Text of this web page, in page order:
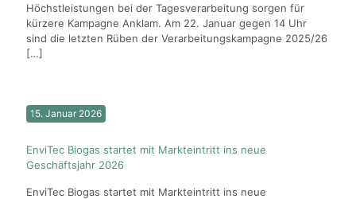
Höchstleistungen bei der Tagesverarbeitung sorgen für
kürzere Kampagne Anklam. Am 22. Januar gegen 14 Uhr
sind die letzten Rüben der Verarbeitungskampagne 2025/26
[…]
15. Januar 2026
EnviTec Biogas startet mit Markteintritt ins neue
Geschäftsjahr 2026
EnviTec Biogas startet mit Markteintritt ins neue